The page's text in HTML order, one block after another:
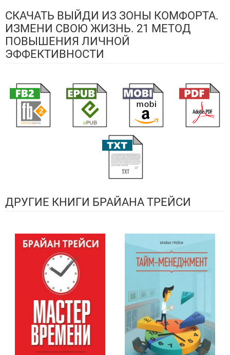
СКАЧАТЬ ВЫЙДИ ИЗ ЗОНЫ КОМФОРТА.
ИЗМЕНИ СВОЮ ЖИЗНЬ. 21 МЕТОД
ПОВЫШЕНИЯ ЛИЧНОЙ
ЭФФЕКТИВНОСТИ
ДРУГИЕ КНИГИ БРАЙАНА ТРЕЙСИ